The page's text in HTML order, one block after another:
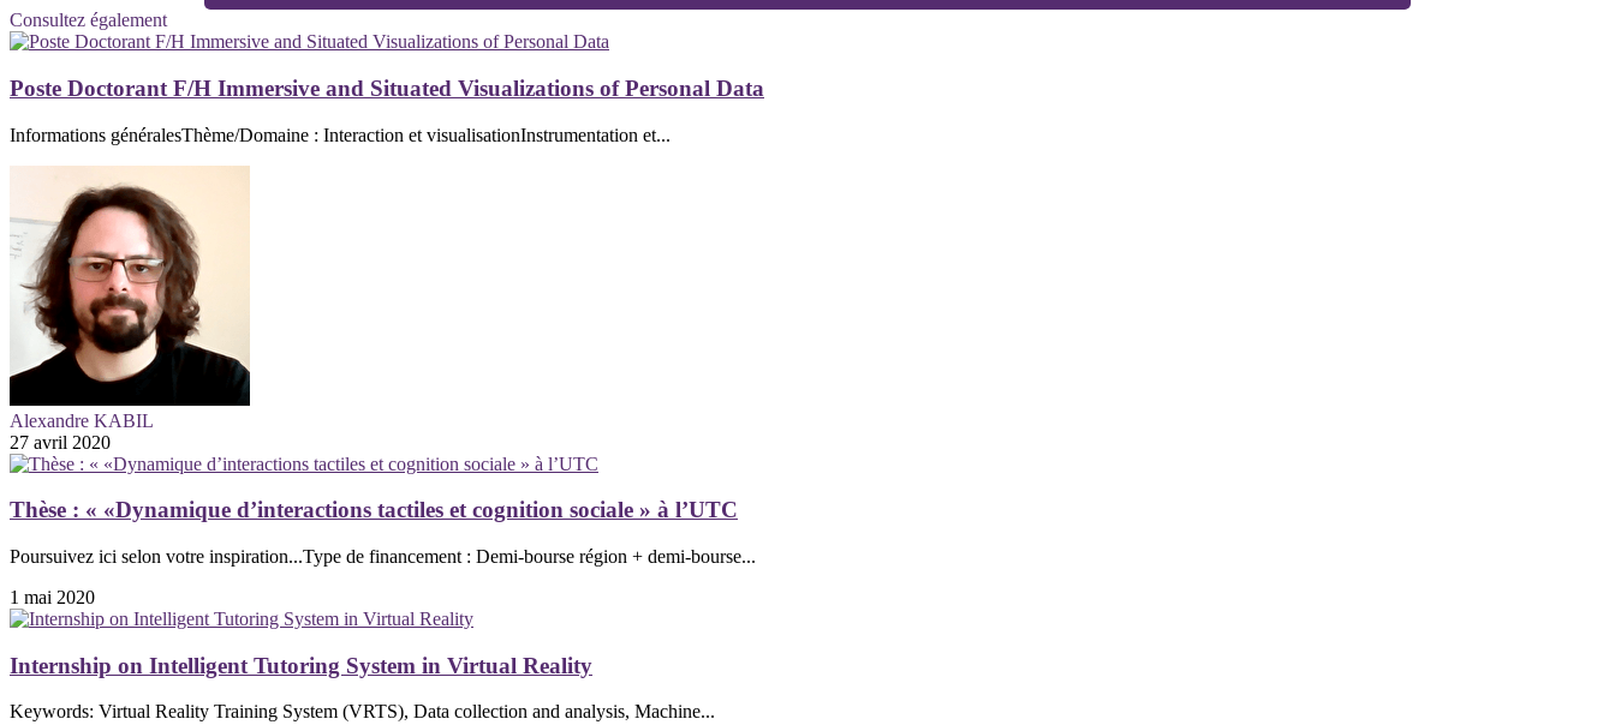
Consultez également
Poste Doctorant F/H Immersive and Situated Visualizations of Personal Data
Informations généralesThème/Domaine : Interaction et visualisationInstrumentation et...
Alexandre KABIL
27 avril 2020
Thèse : « «Dynamique d’interactions tactiles et cognition sociale » à l’UTC
Poursuivez ici selon votre inspiration...Type de financement : Demi-bourse région + demi-bourse...
1 mai 2020
Internship on Intelligent Tutoring System in Virtual Reality
Keywords: Virtual Reality Training System (VRTS), Data collection and analysis, Machine...